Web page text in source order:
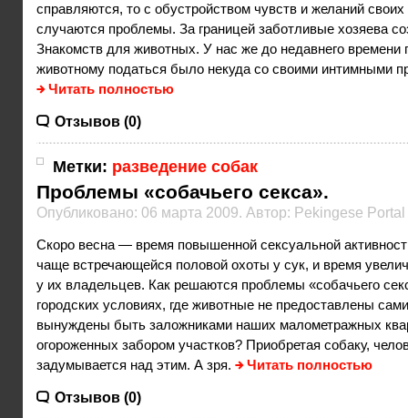
справляются, то с обустройством чувств и желаний
случаются проблемы. За границей заботливые хозяева
Знакомств для животных. У нас же до недавнего времени
животному податься было некуда со своими интимными
Читать полностью
Отзывов (0)
Метки: разведение собак
Проблемы «собачьего секса».
Опубликовано: 06 марта 2009. Автор: Pekingese Portal
Скоро весна — время повышенной сексуальной
чаще встречающейся половой охоты у сук, и время
у их владельцев. Как решаются проблемы «собачьего
городских условиях, где животные не предоставлены
вынуждены быть заложниками наших малометражных
огороженных забором участков? Приобретая собаку,
задумывается над этим. А зря.
Читать полностью
Отзывов (0)